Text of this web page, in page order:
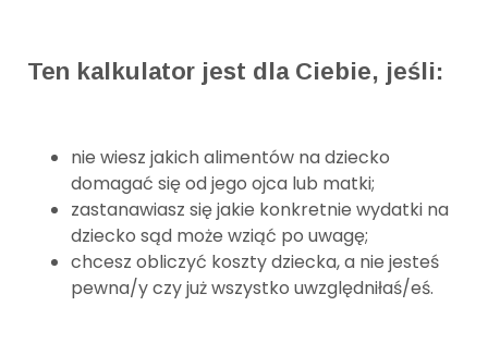
Ten kalkulator jest dla Ciebie, jeśli:
nie wiesz jakich alimentów na dziecko
domagać się od jego ojca lub matki;
zastanawiasz się jakie konkretnie wydatki na
dziecko sąd może wziąć po uwagę;
chcesz obliczyć koszty dziecka, a nie jesteś
pewna/y czy już wszystko uwzględniłaś/eś.